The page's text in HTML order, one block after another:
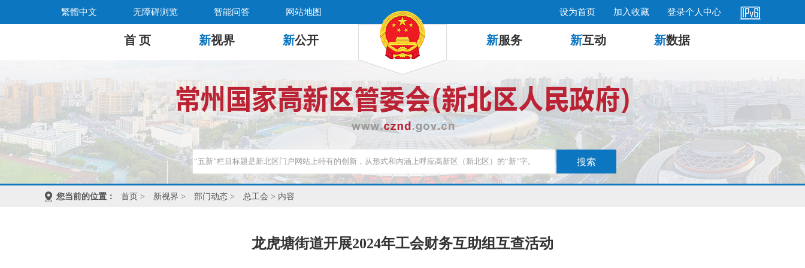
繁體中文 无障碍浏览 智能问答 网站地图 设为首页 加入收藏 登录个人中心
首 页 新视界 新公开 新服务 新互动 新数据
您当前的位置： 首页 > 新视界 > 部门动态 > 总工会 > 内容
龙虎塘街道开展2024年工会财务互助组互查活动